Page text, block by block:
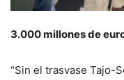
3.000 millones de
“Sin el trasvase Tajo-